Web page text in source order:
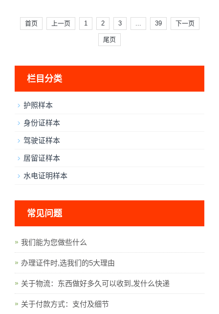
首页 上一页 1 2 3 ... 39 下一页
尾页
栏目分类
护照样本
身份证样本
驾驶证样本
居留证样本
水电证明样本
常见问题
我们能为您做些什么
办理证件时,选我们的5大理由
关于物流：东西做好多久可以收到,发什么快递
关于付款方式：支付及细节